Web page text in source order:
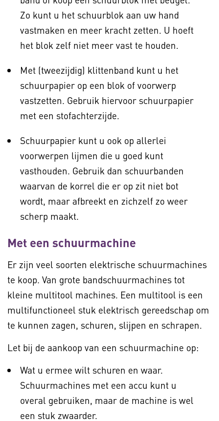
Zo kunt u het schuurblok aan uw hand
vastmaken en meer kracht zetten. U hoeft
het blok zelf niet meer vast te houden.
Met (tweezijdig) klittenband kunt u het
schuurpapier op een blok of voorwerp
vastzetten. Gebruik hiervoor schuurpapier
met een stofachterzijde.
Schuurpapier kunt u ook op allerlei
voorwerpen lijmen die u goed kunt
vasthouden. Gebruik dan schuurbanden
waarvan de korrel die er op zit niet bot
wordt, maar afbreekt en zichzelf zo weer
scherp maakt.
Met een schuurmachine
Er zijn veel soorten elektrische schuurmachines
te koop. Van grote bandschuurmachines tot
kleine multitool machines. Een multitool is een
multifunctioneel stuk elektrisch gereedschap om
te kunnen zagen, schuren, slijpen en schrapen.
Let bij de aankoop van een schuurmachine op:
Wat u ermee wilt schuren en waar.
Schuurmachines met een accu kunt u
overal gebruiken, maar de machine is wel
een stuk zwaarder.